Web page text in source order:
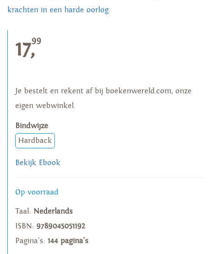
krachten in een harde oorlog.
17,99
Je bestelt en rekent af bij boekenwereld.com, onze
eigen webwinkel.
Bindwijze
Hardback
Bekijk Ebook
Op voorraad
Taal: Nederlands
ISBN: 9789045051192
Pagina's: 144 pagina's